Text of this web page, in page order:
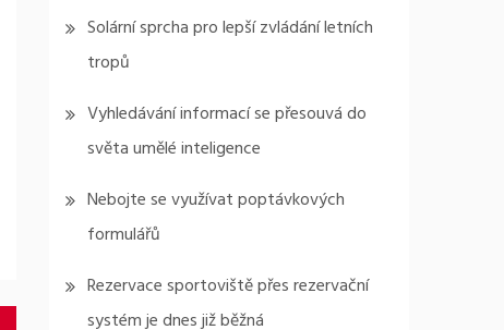
Solární sprcha pro lepší zvládání letních
tropů
Vyhledávání informací se přesouvá do
světa umělé inteligence
Nebojte se využívat poptávkových
formulářů
Rezervace sportoviště přes rezervační
systém je dnes již běžná